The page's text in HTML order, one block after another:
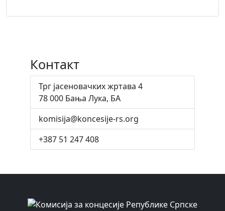
Контакт
Трг јасеновачких жртава 4
78 000 Бања Лука, БА
komisija@koncesije-rs.org
+387 51 247 408